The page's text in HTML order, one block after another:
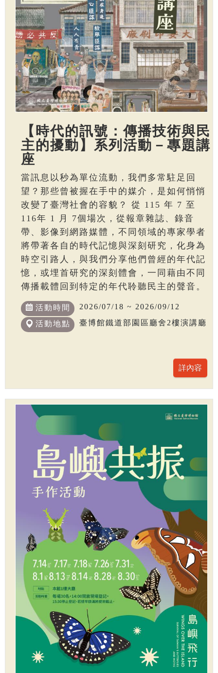
【時代的訊號：傳播技術與民
主的擾動】系列活動－專題講
座
當訊息以秒為單位流動，我們多常駐足回
望？那些曾被握在手中的媒介，是如何悄悄
改變了臺灣社會的容貌？ 從 115 年 7 至
116年 1 月 7個場次，從報章雜誌、錄音
帶、影像到網路媒體，不同領域的專家學者
將帶著各自的時代記憶與深刻研究，化身為
時空引路人，與我們分享他們曾經的年代記
憶，或埋首研究的深刻體會，一同藉由不同
傳播載體回到特定的年代聆聽民主的聲音。
活動時間 2026/07/18 ~ 2026/09/12
活動地點 臺博館鐵道部園區廳舍2樓演講廳